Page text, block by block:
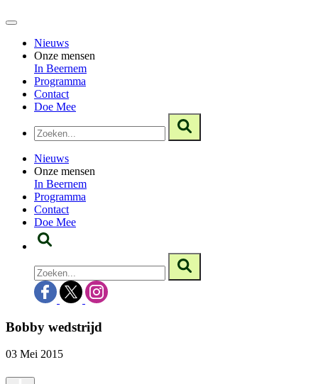
Nieuws
Onze mensen
In Beernem
Programma
Contact
Doe Mee
Nieuws
Onze mensen
In Beernem
Programma
Contact
Doe Mee
Bobby wedstrijd
03 Mei 2015